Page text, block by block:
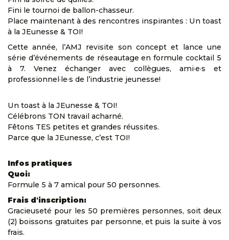
Fini le tournoi de ballon-chasseur.
Place maintenant à des rencontres inspirantes : Un toast
à la JEunesse & TOI!
Cette année, l’AMJ revisite son concept et lance une
série d’événements de réseautage en formule cocktail 5
à 7. Venez échanger avec collègues, ami·e·s et
professionnel·le·s de l’industrie jeunesse!
Un toast à la JEunesse & TOI!
Célébrons TON travail acharné.
Fêtons TES petites et grandes réussites.
Parce que la JEunesse, c’est TOI!
Infos pratiques
Quoi:
Formule 5 à 7 amical pour 50 personnes.
Frais d'inscription:
Gracieuseté pour les 50 premières personnes, soit deux
(2) boissons gratuites par personne, et puis la suite à vos
frais.